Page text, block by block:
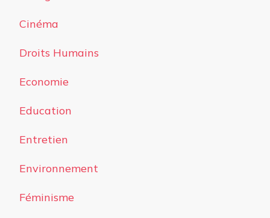
Cinéma
Droits Humains
Economie
Education
Entretien
Environnement
Féminisme